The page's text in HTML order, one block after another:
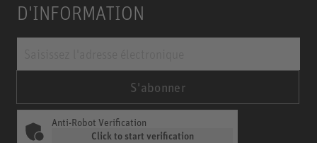
D'INFORMATION
S'abonner
Anti-Robot Verification
Click to start verification